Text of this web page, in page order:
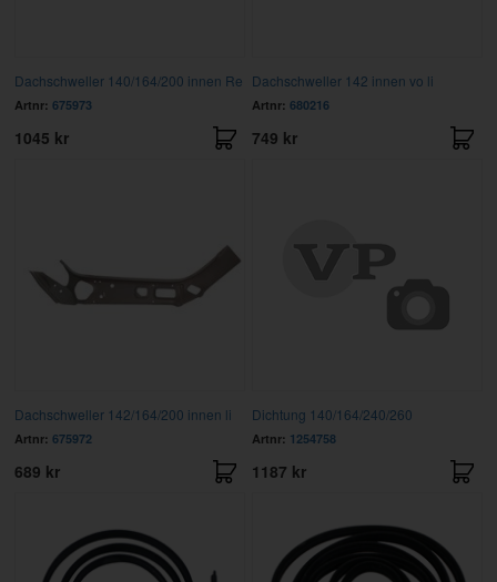
Dachschweller 140/164/200 innen Re
Artnr: 675973
1045 kr
Dachschweller 142 innen vo li
Artnr: 680216
749 kr
Dachschweller 142/164/200 innen li
Artnr: 675972
689 kr
Dichtung 140/164/240/260
Artnr: 1254758
1187 kr